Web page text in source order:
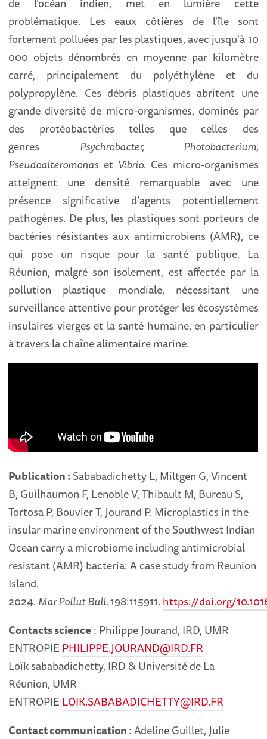
problématique. Les eaux côtières de l'île sont
fortement polluées par les plastiques, avec jusqu'à 10
000 objets dénombrés en moyenne par kilomètre
carré, principalement du polyéthylène et du
polypropylène. Ces débris plastiques abritent une
grande diversité de micro-organismes, dominés par
des protéobactéries telles que celles des
genres Psychrobacter, Photobacterium,
Pseudoalteromonas etVibrio. Ces micro-organismes
atteignent une densité remarquable avec une
présence significative d’agents potentiellement
pathogènes. De plus, les plastiques sont porteurs de
bactéries résistantes aux antimicrobiens (AMR), ce
qui pose un risque pour la santé publique. La
Réunion, malgré son isolement, est affectée par la
pollution plastique mondiale, nécessitant une
surveillance attentive pour protéger les écosystèmes
insulaires vierges et la santé humaine, en particulier
à travers la chaîne alimentaire marine.
Publication : Sababadichetty L, Miltgen G, Vincent
B, Guilhaumon F, Lenoble V, Thibault M, Bureau S,
Tortosa P, Bouvier T, Jourand P. Microplastics in the
insular marine environment of the Southwest Indian
Ocean carry a microbiome including antimicrobial
resistant (AMR) bacteria: A case study from Reunion
Island.
2024. Mar PollutBull.198:115911. https://doi.org/
Contacts science : Philippe Jourand, IRD, UMR
ENTROPIE PHILIPPE.JOURAND@IRD.FR
Loïk sababadichetty, IRD & Université de La
Réunion, UMR
ENTROPIE LOIK.SABABADICHETTY@IRD.FR
Contact communication: Adeline Guillet, Julie